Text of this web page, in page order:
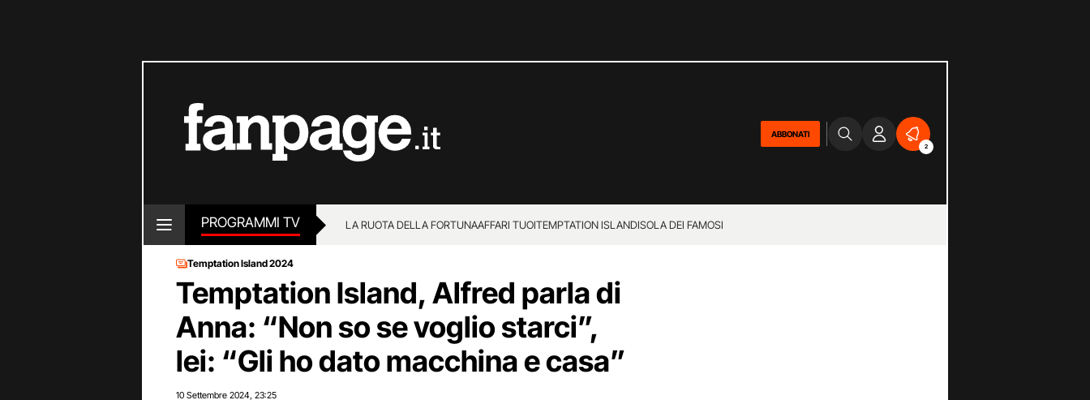
ABBONATI
2
PROGRAMMI TV LA RUOTA DELLA FORTUNAAFFARI TUOITEMPTATION ISLANDISOLA DEI FAMOSI
Temptation Island 2024
Temptation Island, Alfred parla di
Anna: “Non so se voglio starci”,
lei: “Gli ho dato macchina e casa”
10 Settembre 2024 23:25